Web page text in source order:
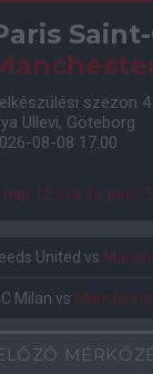
szezon
Ullevi, Göteborg
08-08 17:00
nap 12 óra 16 perc
Leeds United vs
Milan vs